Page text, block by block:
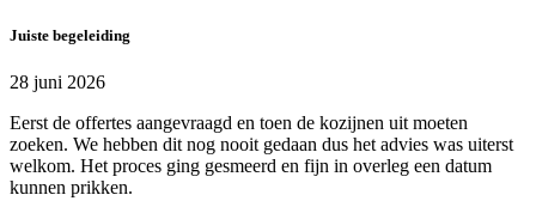
Juiste begeleiding
28 juni 2026
Eerst de offertes aangevraagd en toen de kozijnen uit moeten
zoeken. We hebben dit nog nooit gedaan dus het advies was uiterst
welkom. Het proces ging gesmeerd en fijn in overleg een datum
kunnen prikken.